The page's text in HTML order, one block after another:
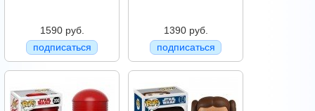
1590 руб.
подписаться
1390 руб.
подписаться